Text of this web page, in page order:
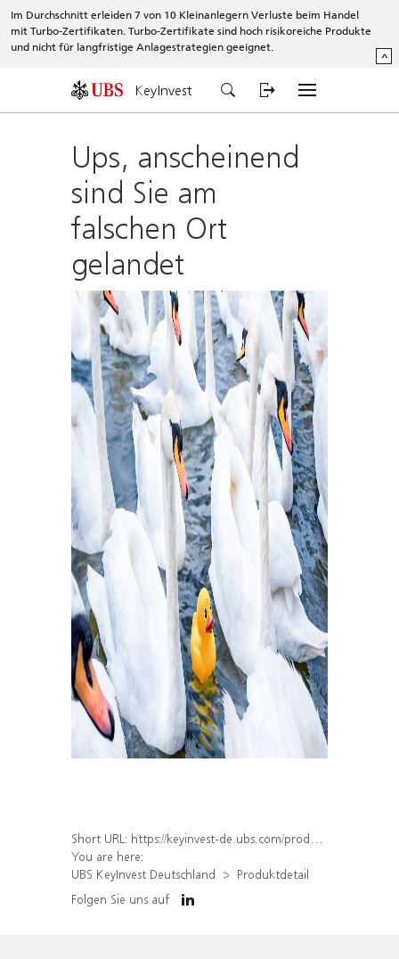
Im Durchschnitt erleiden 7 von 10 Kleinanlegern Verluste beim Handel
mit Turbo-Zertifikaten. Turbo-Zertifikate sind hoch risikoreiche Produkte
und nicht für langfristige Anlagestrategien geeignet.
^
KeyInvest
Ups, anscheinend
sind Sie am
falschen Ort
gelandet
Short URL: https://keyinvest-de.ubs.com/produkt/detail/index/isin/DE000WA78PQ9
You are here:
UBS KeyInvest Deutschland
Produktdetail
Folgen Sie uns auf